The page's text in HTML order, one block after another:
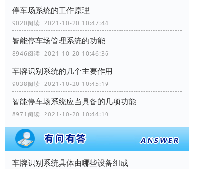
停车场系统的工作原理
9020阅读 2021-10-20 10:47:44
智能停车场管理系统的功能
8946阅读 2021-10-20 10:46:36
车牌识别系统的几个主要作用
9038阅读 2021-10-20 10:45:19
智能停车场系统应当具备的几项功能
8971阅读 2021-10-20 10:44:10
车牌识别系统具体由哪些设备组成